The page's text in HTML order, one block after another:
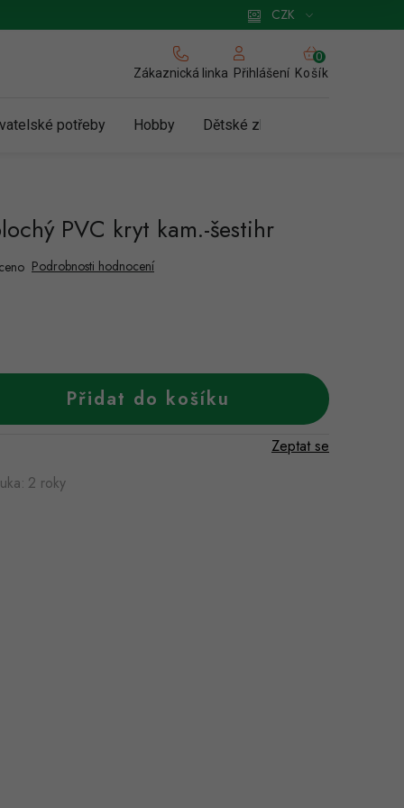
pro podnikatele Zásady používání cookies
CZK
Zákaznická linka Přihlášení
NÁKUPNÍ
KOŠÍK
Košík
potřeby Hobby Dětské zboží a hračky
PVC kryt kam.-šestihr
Podrobnosti hodnocení
Přidat do košíku
: 2 roky
Zeptat se